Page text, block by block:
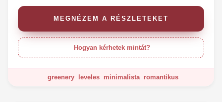
MEGNÉZEM A RÉSZLETEKET
Hogyan kérhetek mintát?
greenery leveles minimalista romantikus